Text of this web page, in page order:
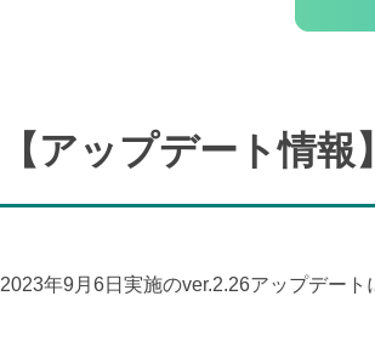
【アップデート情
2023年9月6日実施のver.2.26アップデー